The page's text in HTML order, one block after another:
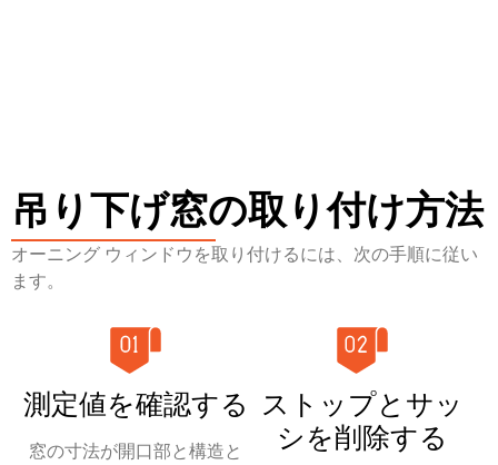
吊り下げ窓の取り付け方法
オーニング ウィンドウを取り付けるには、次の手順に従い
ます。
測定値を確認する
窓の寸法が開口部と構造と
ストップとサッ
シを削除する